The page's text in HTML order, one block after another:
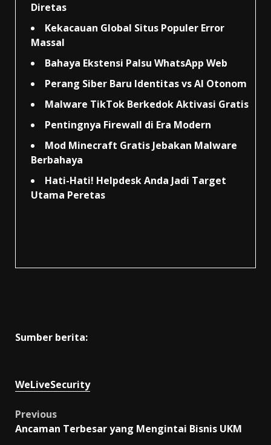
Diretas
Kekacauan Global Situs Populer Error
Massal
Bahaya Ekstensi Palsu WhatsApp Web
Perang Siber Baru Identitas vs AI Otonom
Malware TikTok Berkedok Aktivasi Gratis
Pentingnya Firewall di Era Modern
Mod Minecraft Gratis Jebakan Malware
Berbahaya
Hati-Hati! Helpdesk Anda Jadi Target
Utama Peretas
Sumber berita:
WeLiveSecurity
Post
Previous
Ancaman Terbesar yang Mengintai Bisnis UKM